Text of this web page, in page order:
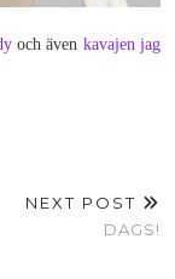
och även kavajen jag
NEXT POST
DAGS!